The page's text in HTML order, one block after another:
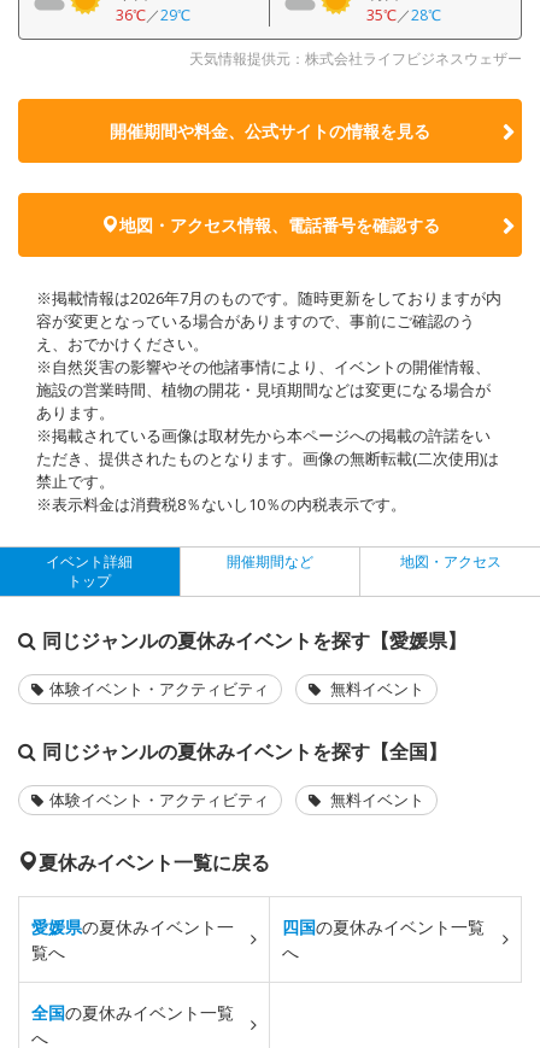
36℃／29℃ 35℃／28℃
天気情報提供元：株式会社ライフビジネスウェザー
開催期間や料金、公式サイトの情報を見る
地図・アクセス情報、電話番号を確認する
※掲載情報は2026年7月のものです。随時更新をしておりますが内
容が変更となっている場合がありますので、事前にご確認のう
え、おでかけください。
※自然災害の影響やその他諸事情により、イベントの開催情報、
施設の営業時間、植物の開花・見頃期間などは変更になる場合が
あります。
※掲載されている画像は取材先から本ページへの掲載の許諾をい
ただき、提供されたものとなります。画像の無断転載(二次使用)は
禁止です。
※表示料金は消費税8％ないし10％の内税表示です。
イベント詳細
トップ
開催期間など 地図・アクセス
同じジャンルの夏休みイベントを探す【愛媛県】
体験イベント・アクティビティ 無料イベント
同じジャンルの夏休みイベントを探す【全国】
体験イベント・アクティビティ 無料イベント
夏休みイベント一覧に戻る
愛媛県の夏休みイベント一
覧へ
四国の夏休みイベント一覧
へ
全国の夏休みイベント一覧
へ